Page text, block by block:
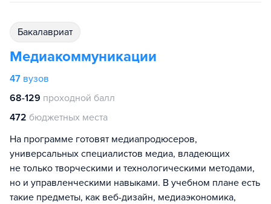
бакалавриат
Медиакоммуникации
47 вузов
68-129 проходной балл
472 бюджетных места
На программе готовят медиапродюсеров,
универсальных специалистов медиа, владеющих
не только творческими и технологическими методами,
но и управленческими навыками. В учебном плане есть
такие предметы, как веб-дизайн, медиаэкономика,